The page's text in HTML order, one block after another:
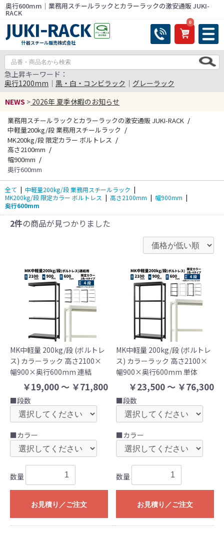
奥行600mm｜業務用スチールラックとカラーラックの激安通販 JUKI-
RACK
什器スチール販売株式会社
0
急上昇キーワード：
奥行1200mm ｜ 黒・白・コンビラック ｜ グレーラック
NEWS > 2026年 夏季休暇のお知らせ
業務用スチールラックとカラーラックの激安通販 JUKI-RACK
中軽量200kg/段 業務用スチールラック
MK200kg/段 限定カラー ボルトレス
高さ2100mm
幅900mm
奥行600mm
全て | 中軽量200kg/段 業務用スチールラック |
MK200kg/段 限定カラー ボルトレス | 高さ2100mm | 幅900mm |
奥行600mm
2件の商品が見つかりました
MK中軽量 200kg/段 (ボルトレ
ス) カラーラック 高さ2100×
幅900×奥行600mm 連結
￥19,000 ～ ￥71,800
■段数
■カラー
数量
お見積り／ご注文
MK中軽量 200kg/段 (ボルトレ
ス) カラーラック 高さ2100×
幅900×奥行600mm 単体
￥23,500 ～ ￥76,300
■段数
■カラー
数量
お見積り／ご注文